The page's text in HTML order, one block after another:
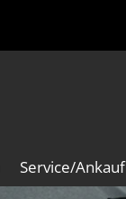
Service/Ankauf